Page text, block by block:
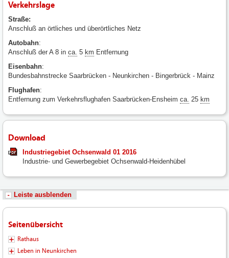
Verkehrslage
Straße:
Anschluß an örtliches und überörtliches Netz
Autobahn:
Anschluß der A 8 in ca. 5 km Entfernung
Eisenbahn:
Bundesbahnstrecke Saarbrücken - Neunkirchen - Bingerbrück - Mainz
Flughafen:
Entfernung zum Verkehrsflughafen Saarbrücken-Ensheim ca. 25 km
Download
Industriegebiet Ochsenwald 01 2016
Industrie- und Gewerbegebiet Ochsenwald-Heidenhübel
Leiste ausblenden
Seitenübersicht
Rathaus
Leben in Neunkirchen